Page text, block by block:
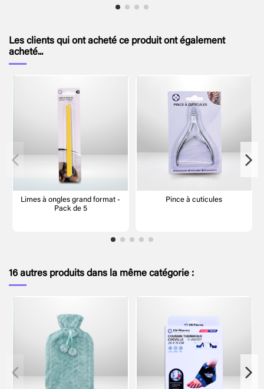
Les clients qui ont acheté ce produit ont également
acheté...
Limes à ongles grand format -
Pack de 5
Pince à cuticules
16 autres produits dans la même catégorie :